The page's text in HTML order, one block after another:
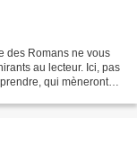
des Romans ne vous
au lecteur. Ici, pas
qui mèneront